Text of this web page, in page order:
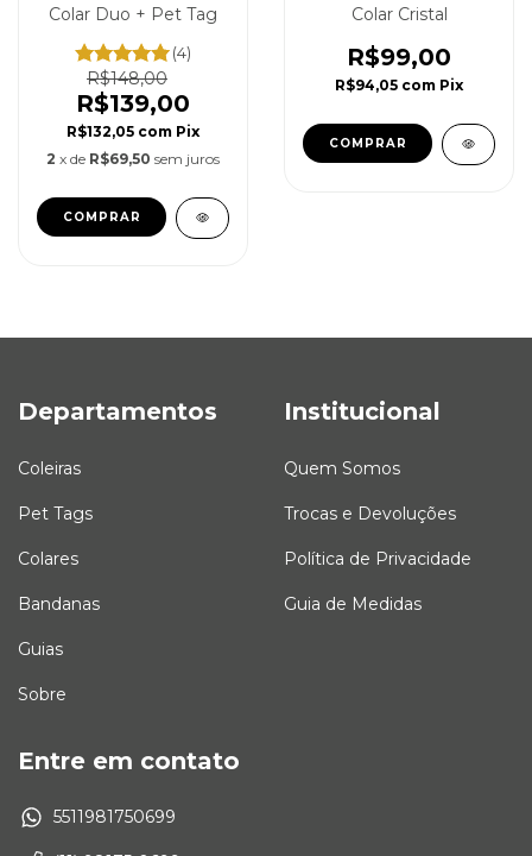
Colar Duo + Pet Tag
(4)
R$148,00
R$139,00
R$132,05 com Pix
2 x de R$69,50 sem juros
COMPRAR
Colar Cristal
R$99,00
R$94,05 com Pix
COMPRAR
Departamentos
Coleiras
Pet Tags
Colares
Bandanas
Guias
Sobre
Institucional
Quem Somos
Trocas e Devoluções
Política de Privacidade
Guia de Medidas
Entre em contato
5511981750699